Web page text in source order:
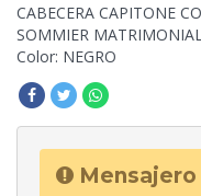
CABECERA CAPITONE
SOMMIER
Color: NEGRO